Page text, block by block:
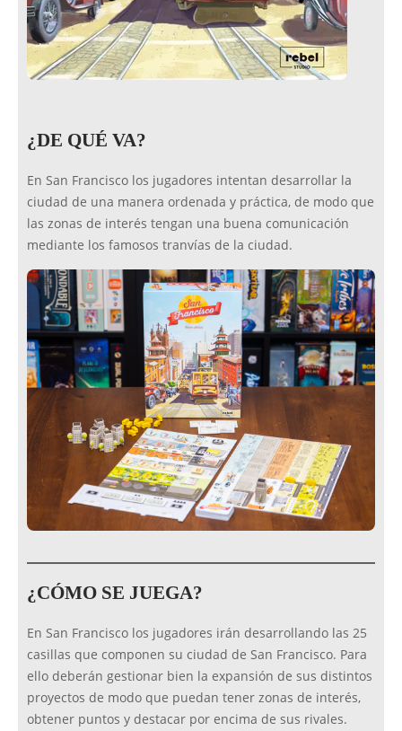
¿DE QUÉ VA?
En San Francisco los jugadores intentan desarrollar la
ciudad de una manera ordenada y práctica, de modo que
las zonas de interés tengan una buena comunicación
mediante los famosos tranvías de la ciudad.
¿CÓMO SE JUEGA?
En San Francisco los jugadores irán desarrollando las 25
casillas que componen su ciudad de San Francisco. Para
ello deberán gestionar bien la expansión de sus distintos
proyectos de modo que puedan tener zonas de interés,
obtener puntos y destacar por encima de sus rivales.